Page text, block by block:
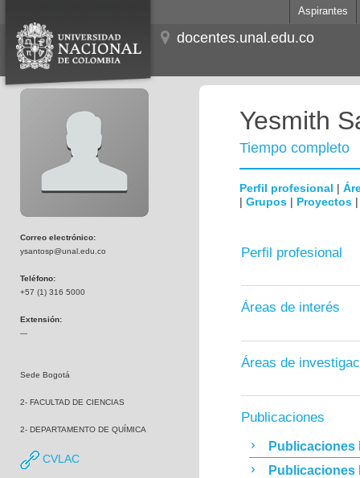
Aspirantes
docentes.unal.edu.co
Correo electrónico:
ysantosp@unal.edu.co
Teléfono:
+57 (1) 316 5000
Extensión:
---
Sede Bogotá
2- FACULTAD DE CIENCIAS
2- DEPARTAMENTO DE QUÍMICA
CVLAC
Yesmith
Tiempo completo
Perfil profesional |
| Grupos | Proyectos
Perfil profesional
Áreas de interés
Áreas de
Publicaciones
Publicaciones
Publicaciones